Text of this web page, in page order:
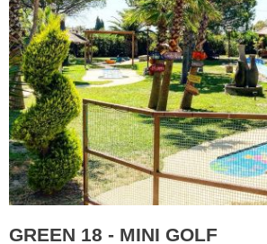
GREEN 18 - MINI GOLF